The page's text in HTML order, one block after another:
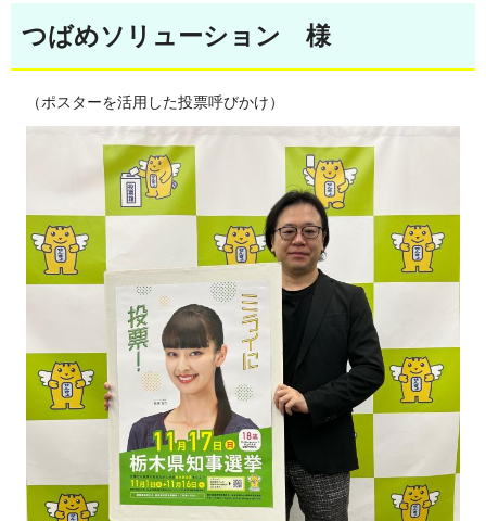
つばめソリューション 様
（ポスターを活用した投票呼びかけ）